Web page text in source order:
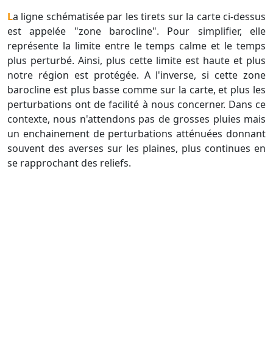
La ligne schématisée par les tirets sur la carte ci-dessus
est appelée "zone barocline". Pour simplifier, elle
représente la limite entre le temps calme et le temps
plus perturbé. Ainsi, plus cette limite est haute et plus
notre région est protégée. A l'inverse, si cette zone
barocline est plus basse comme sur la carte, et plus les
perturbations ont de facilité à nous concerner. Dans ce
contexte, nous n'attendons pas de grosses pluies mais
un enchainement de perturbations atténuées donnant
souvent des averses sur les plaines, plus continues en
se rapprochant des reliefs.